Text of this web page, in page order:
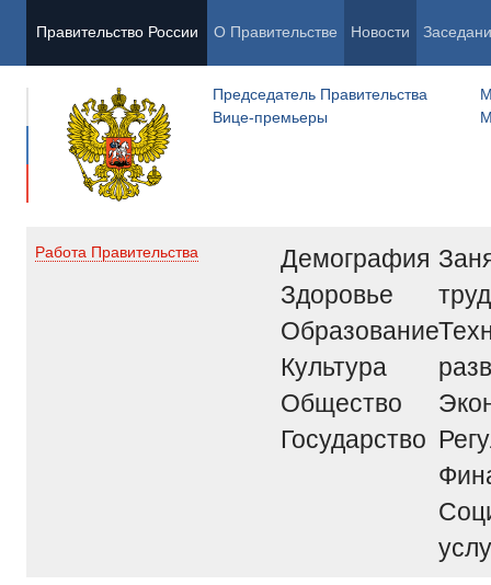
Правительство России О Правительстве Новости
Председатель Правительства
Вице-премьеры
Работа Правительства
Демография
Здоровье
Образование
Культура
Общество
Государство
труд